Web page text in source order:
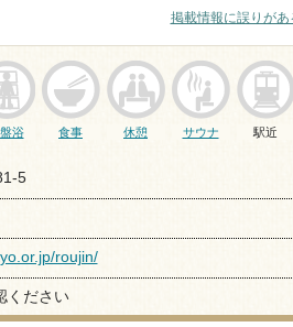
掲載情報に誤りがあ
浴 食事 休憩 サウナ 駅近
5
roujin/
ください